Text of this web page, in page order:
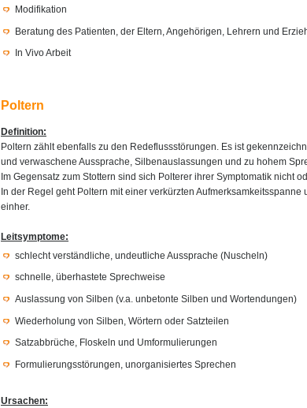
Modifikation
Beratung des Patienten, der Eltern, Angehörigen, Lehrern und
In Vivo Arbeit
Poltern
Definition:
Poltern zählt ebenfalls zu den Redeflussstörungen. Es ist
und verwaschene Aussprache, Silbenauslassungen und zu hohem
Im Gegensatz zum Stottern sind sich Polterer ihrer Symptomatik nicht
In der Regel geht Poltern mit einer verkürzten
einher.
Leitsymptome:
schlecht verständliche, undeutliche Aussprache (Nuscheln)
schnelle, überhastete Sprechweise
Auslassung von Silben (v.a. unbetonte Silben und Wortendungen)
Wiederholung von Silben, Wörtern oder Satzteilen
Satzabbrüche, Floskeln und Umformulierungen
Formulierungsstörungen, unorganisiertes Sprechen
Ursachen: